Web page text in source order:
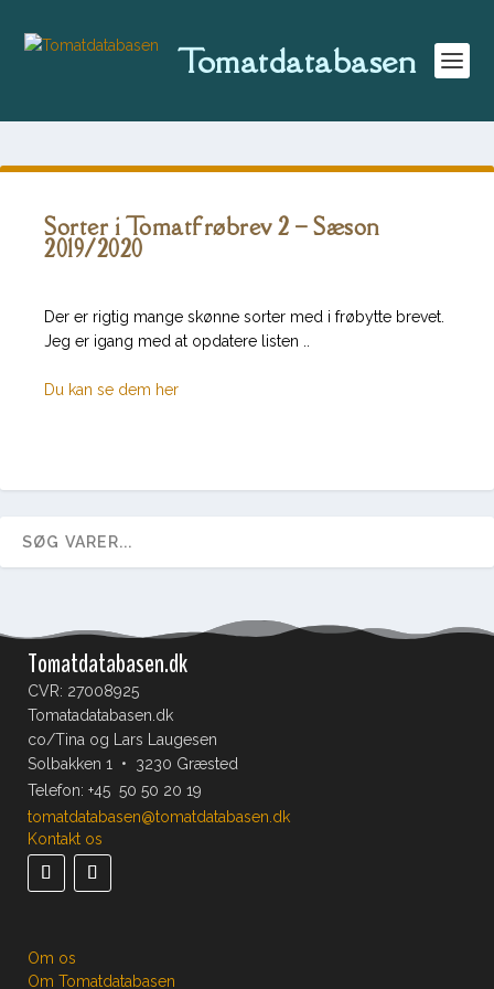
Tomatdatabasen
Sorter i Tomatfrøbrev 2 – Sæson
2019/2020
Der er rigtig mange skønne sorter med i frøbytte brevet.
Jeg er igang med at opdatere listen ..
Du kan se dem her
Tomatdatabasen.dk
CVR: 27008925
Tomatadatabasen.dk
co/Tina og Lars Laugesen
Solbakken 1 • 3230 Græsted
Telefon: +45 50 50 20 19
tomatdatabasen@tomatdatabasen.dk
Kontakt os
Om os
Om Tomatdatabasen